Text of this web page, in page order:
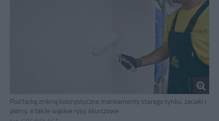
Pod farbą znikną kolorystyczne mankamenty starego tynku, zacieki i
plamy, a także wąskie rysy skurczowe